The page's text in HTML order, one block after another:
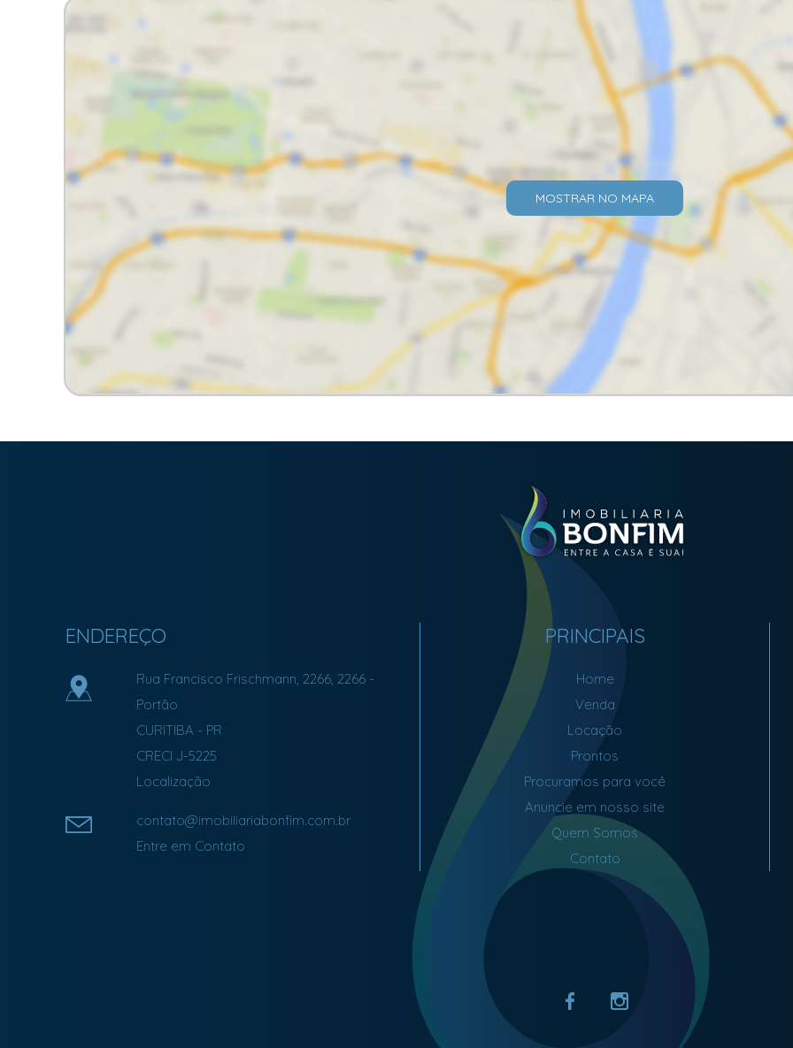
MOSTRAR NO MAPA
ENDEREÇO
Rua Francisco Frischmann, 2266, 2266 -
Portão
CURITIBA - PR
CRECI J-5225
Localização
contato@imobiliariabonfim.com.br
Entre em Contato
PRINCIPAIS
Home
Venda
Locação
Prontos
Procuramos para você
Anuncie em nosso site
Quem Somos
Contato